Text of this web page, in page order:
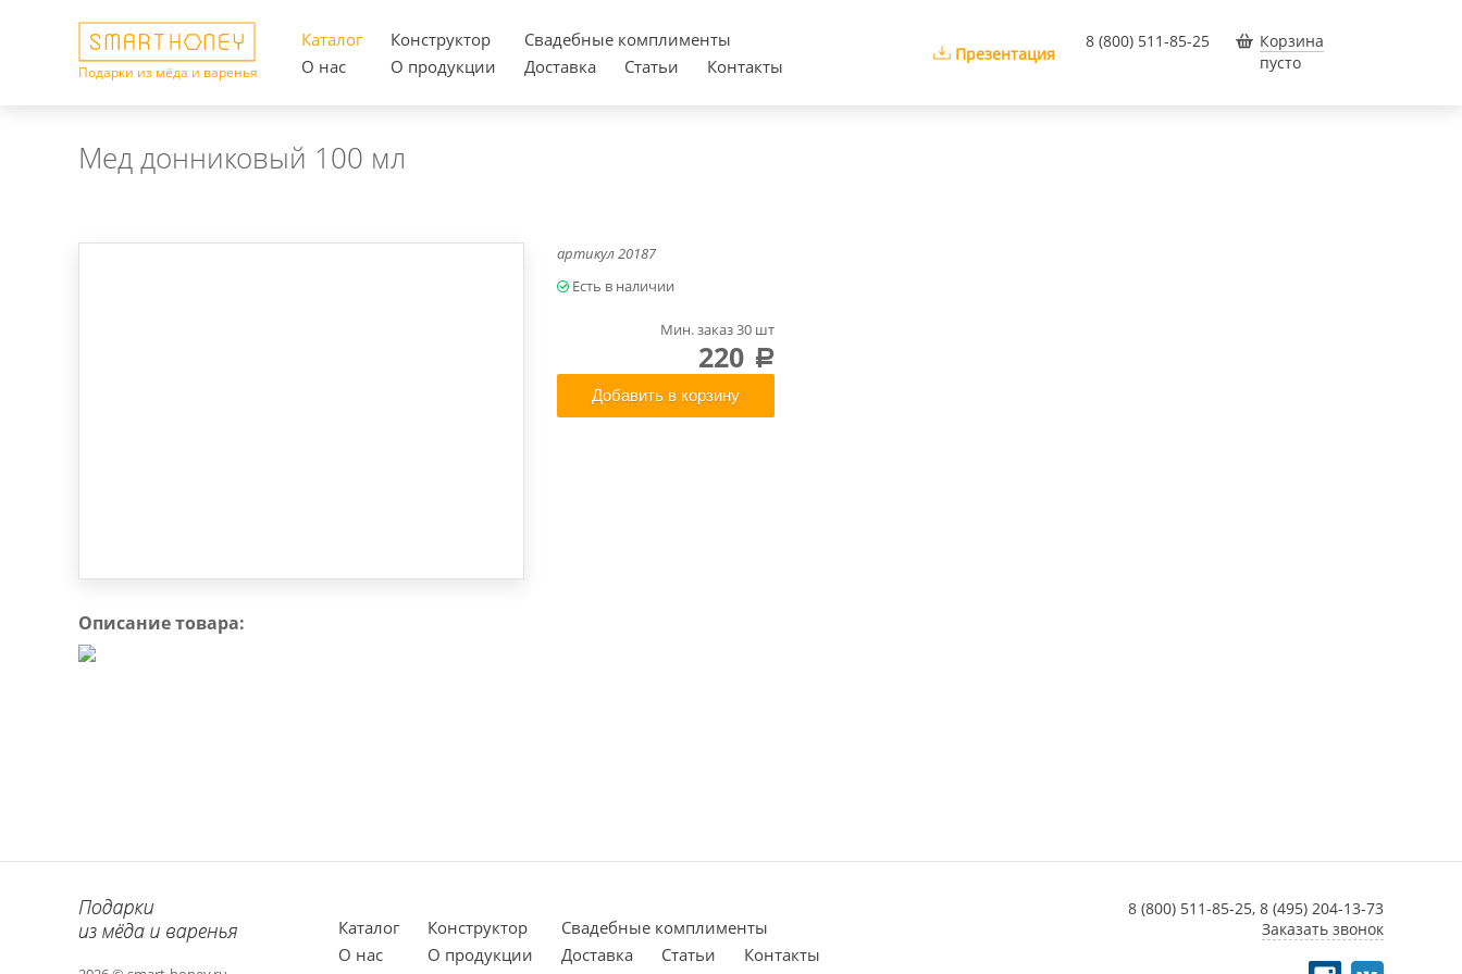
Подарки из мёда и варенья
Каталог Конструктор
Cвадебные комплименты
О нас
О продукции Доставка Статьи Контакты
Презентация
8 (800) 511-85-25
Корзина
пусто
Мед донниковый 100 мл
артикул20187
Мин. заказ 30 шт
220 a
Добавить в корзину
Описание товара:
Каталог Конструктор
Cвадебные комплименты
О нас
О продукции Доставка Статьи Контакты
8 (800) 511-85-25, 8 (495) 204-13-73
Заказать звонок